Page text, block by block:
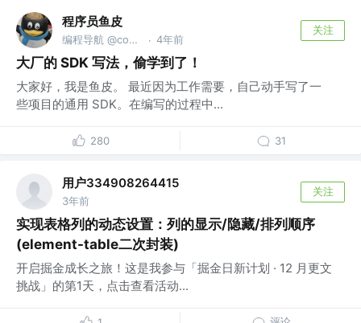
程序员鱼皮
编程导航 @codefather.cn · 4年前
关注
大厂的 SDK 写法，偷学到了！
大家好，我是鱼皮。 最近因为工作需要，自己动手写了一
些项目的通用 SDK。在编写的过程中...
280 31
用户334908264415
3年前
关注
实现表格列的动态设置：列的显示/隐藏/排列顺序
(element-table二次封装)
开启掘金成长之旅！这是我参与「掘金日新计划 · 12 月更文
挑战」的第1天，点击查看活动...